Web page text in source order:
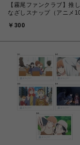
【霧尾ファンクラブ】推
なざしスナップ（アニメ
￥300